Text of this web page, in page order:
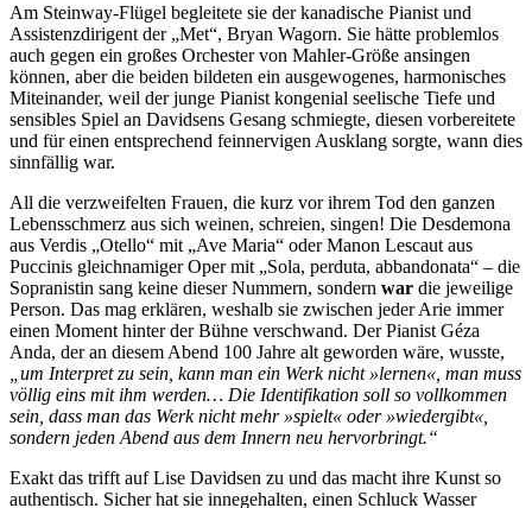
Am Steinway-Flügel begleitete sie der kanadische Pianist und
Assistenzdirigent der „Met“, Bryan Wagorn. Sie hätte problemlos
auch gegen ein großes Orchester von Mahler-Größe ansingen
können, aber die beiden bildeten ein ausgewogenes, harmonisches
Miteinander, weil der junge Pianist kongenial seelische Tiefe und
sensibles Spiel an Davidsens Gesang schmiegte, diesen vorbereitete
und für einen entsprechend feinnervigen Ausklang sorgte, wann dies
sinnfällig war.
All die verzweifelten Frauen, die kurz vor ihrem Tod den ganzen
Lebensschmerz aus sich weinen, schreien, singen! Die Desdemona
aus Verdis „Otello“ mit „Ave Maria“ oder Manon Lescaut aus
Puccinis gleichnamiger Oper mit „Sola, perduta, abbandonata“ – die
Sopranistin sang keine dieser Nummern, sondern war die jeweilige
Person. Das mag erklären, weshalb sie zwischen jeder Arie immer
einen Moment hinter der Bühne verschwand. Der Pianist Géza
Anda, der an diesem Abend 100 Jahre alt geworden wäre, wusste,
„um Interpret zu sein, kann man ein Werk nicht »lernen«, man muss
völlig eins mit ihm werden… Die Identifikation soll so vollkommen
sein, dass man das Werk nicht mehr »spielt« oder »wiedergibt«,
sondern jeden Abend aus dem Innern neu hervorbringt.“
Exakt das trifft auf Lise Davidsen zu und das macht ihre Kunst so
authentisch. Sicher hat sie innegehalten, einen Schluck Wasser